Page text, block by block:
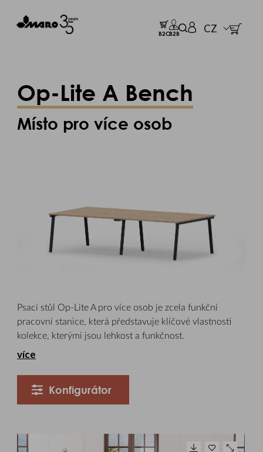
B2CB2B CZ
Op-Lite A Bench
Místo pro více osob
Psací stůl Op-Lite A pro více osob je zcela funkční
pracovní stanice, která představuje klíčové vlastnosti
kolekce, kterými jsou lehkost a funkčnost.
více
Konfigurátor